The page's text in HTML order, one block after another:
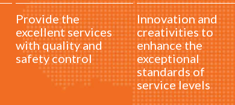
Provide the
excellent services
with quality and
safety control
Innovation and
creativities to
enhance the
exceptional
standards of
service levels